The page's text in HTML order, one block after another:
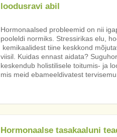
loodusravi abil
Hormonaalsed probleemid on nii
pooleldi normiks. Stressirikas elu,
kemikaalidest tiine keskkond
viisil. Kuidas ennast aidata?
keskendub holistilisele toitumis- ja
mis meid ebameeldivatest
Hormonaalse tasakaaluni